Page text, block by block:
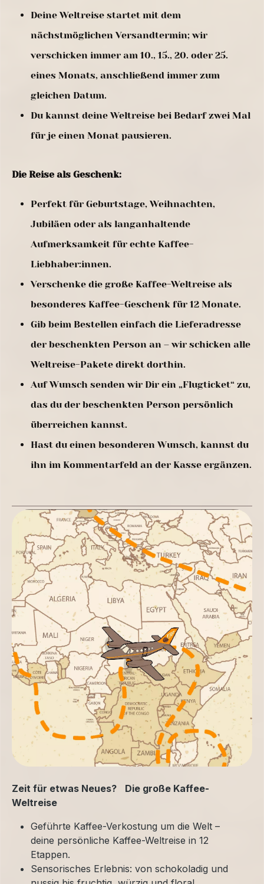
Zeit für etwas Neues? Die große Kaffee-
Weltreise
Geführte Kaffee-Verkostung um die Welt –
deine persönliche Kaffee-Weltreise in 12
Etappen.
Sensorisches Erlebnis: von schokoladig und
Deine Weltreise startet mit dem
nächstmöglichen Versandtermin; wir
verschicken immer am 10., 15., 20. oder 25.
eines Monats, anschließend immer zum
gleichen Datum.
Du kannst deine Weltreise bei Bedarf zwei Mal
für je einen Monat pausieren.
Die Reise als Geschenk:
Perfekt für Geburtstage, Weihnachten,
Jubiläen oder als langanhaltende
Aufmerksamkeit für echte Kaffee-
Liebhaber:innen.
Verschenke die große Kaffee-Weltreise als
besonderes Kaffee-Geschenk für 12 Monate.
Gib beim Bestellen einfach die Lieferadresse
der beschenkten Person an – wir schicken alle
Weltreise-Pakete direkt dorthin.
Auf Wunsch senden wir Dir ein „Flugticket“ zu,
das du der beschenkten Person persönlich
überreichen kannst.
Hast du einen besonderen Wunsch, kannst du
ihn im Kommentarfeld an der Kasse ergänzen.